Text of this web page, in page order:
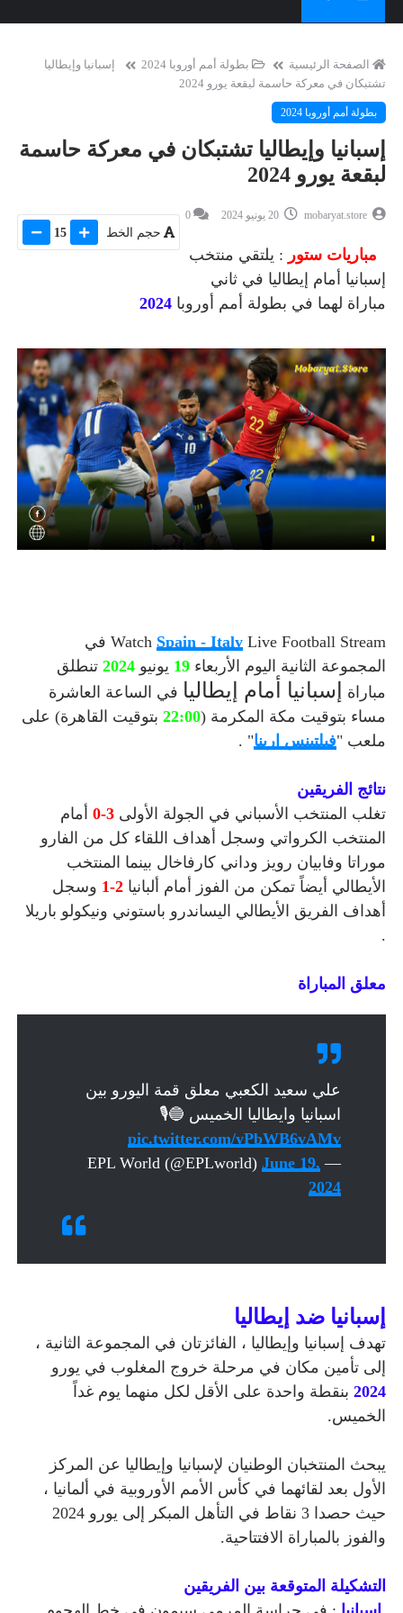
الصفحة الرئيسية بطولة أمم أوروبا 2024
إسبانيا وإيطاليا
تشتبكان في معركة حاسمة لبقعة يورو 2024
بطولة أمم أوروبا 2024
إسبانيا وإيطاليا تشتبكان في معركة حاسمة
لبقعة يورو 2024
mobaryat.store
0
حجم الخط 15
مباريات ستور : يلتقي منتخب
إسبانيا أمام إيطاليا في ثاني
مباراة لهما في بطولة أمم أوروبا 2024
Watch Spain - Italy
Live Football Stream في
المجموعة الثانية اليوم الأربعاء 19 يونيو 2024تنطلق
مباراة
إسبانيا أمام إيطاليا في الساعة العاشرة
مساء بتوقيت مكة المكرمة (22:00بتوقيت القاهرة) على
ملعب "فيلتينس ارينا" .
نتائج الفريقين
تغلب المنتخب الأسباني في الجولة الأولى 3-0
أمام
المنتخب الكرواتي وسجل أهداف اللقاء كل من الفارو
موراتا وفابيان رويز وداني كارفاخال بينما المنتخب
الأيطالي أيضاً تمكن من الفوز أمام ألبانيا 2-1
وسجل
أهداف الفريق الأيطالي اليساندرو باستوني ونيكولو باريلا
.
معلق المباراة
علي سعيد الكعبي معلق قمة اليورو بين
اسبانيا وايطاليا الخميس 🔵🎙️
pic.twitter.com/yPbWB6vAMv
— EPL World (@EPLworld)
June 19,
2024
إسبانيا ضد إيطاليا
تهدف إسبانيا وإيطاليا ، الفائزتان في المجموعة الثانية ،
إلى تأمين مكان في مرحلة خروج المغلوب في يورو
2024بنقطة واحدة على الأقل لكل منهما يوم غداً
الخميس.
يبحث المنتخبان الوطنيان لإسبانيا وإيطاليا عن المركز
الأول بعد لقائهما في كأس الأمم الأوروبية في ألمانيا ،
حيث حصدا 3 نقاط في التأهل المبكر إلى يورو 2024
والفوز بالمباراة الافتتاحية.
التشكيلة المتوقعة بين الفريقين